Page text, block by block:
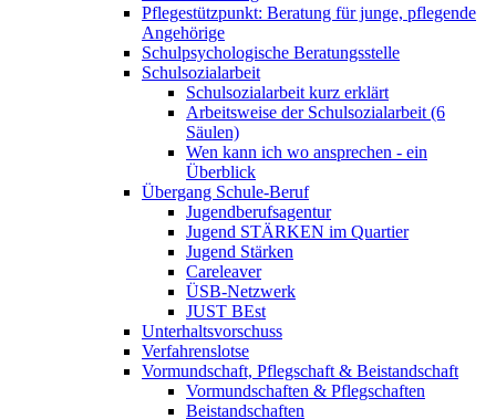
Pflegestützpunkt: Beratung für junge, pflegende
Angehörige
Schulpsychologische Beratungsstelle
Schulsozialarbeit
Schulsozialarbeit kurz erklärt
Arbeitsweise der Schulsozialarbeit (6
Säulen)
Wen kann ich wo ansprechen - ein
Überblick
Übergang Schule-Beruf
Jugendberufsagentur
Jugend STÄRKEN im Quartier
Jugend Stärken
Careleaver
ÜSB-Netzwerk
JUST BEst
Unterhaltsvorschuss
Verfahrenslotse
Vormundschaft, Pflegschaft & Beistandschaft
Vormundschaften & Pflegschaften
Beistandschaften